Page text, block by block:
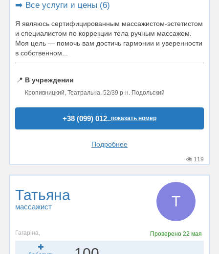
➡️ Все услуги и цены (6)
Я являюсь сертифицированным массажистом-эстетистом
и специалистом по коррекции тела ручным массажем.
Моя цель — помочь вам достичь гармонии и уверенности
в собственном...
📍 В учреждении
Кропивницкий, Театральна, 52/39 р-н. Подольский
+38 (099) 012..показать номер
Подробнее
119
Татьяна
массажист Т
Гагаріна, Проверено22 мая